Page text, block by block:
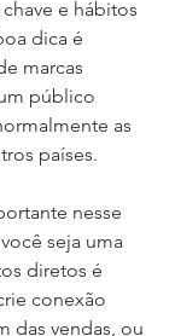
chave e hábitos
dica é
marcas
público
as
países.
seja uma
diretos é
conexão
das vendas, ou